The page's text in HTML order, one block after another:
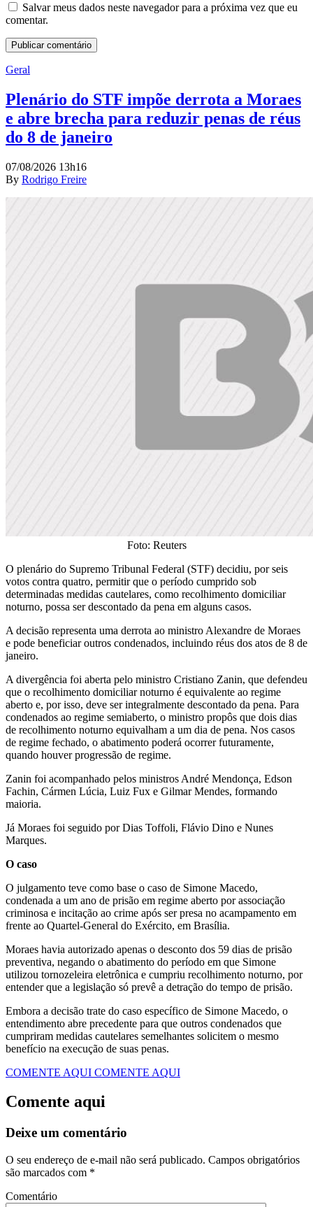
Salvar meus dados neste navegador para a próxima vez que eu
comentar.
Geral
Plenário do STF impõe derrota a Moraes
e abre brecha para reduzir penas de réus
do 8 de janeiro
07/08/2026 13h16
By Rodrigo Freire
Foto: Reuters
O plenário do Supremo Tribunal Federal (STF) decidiu, por seis
votos contra quatro, permitir que o período cumprido sob
determinadas medidas cautelares, como recolhimento domiciliar
noturno, possa ser descontado da pena em alguns casos.
A decisão representa uma derrota ao ministro Alexandre de Moraes
e pode beneficiar outros condenados, incluindo réus dos atos de 8 de
janeiro.
A divergência foi aberta pelo ministro Cristiano Zanin, que defendeu
que o recolhimento domiciliar noturno é equivalente ao regime
aberto e, por isso, deve ser integralmente descontado da pena. Para
condenados ao regime semiaberto, o ministro propôs que dois dias
de recolhimento noturno equivalham a um dia de pena. Nos casos
de regime fechado, o abatimento poderá ocorrer futuramente,
quando houver progressão de regime.
Zanin foi acompanhado pelos ministros André Mendonça, Edson
Fachin, Cármen Lúcia, Luiz Fux e Gilmar Mendes, formando
maioria.
Já Moraes foi seguido por Dias Toffoli, Flávio Dino e Nunes
Marques.
O caso
O julgamento teve como base o caso de Simone Macedo,
condenada a um ano de prisão em regime aberto por associação
criminosa e incitação ao crime após ser presa no acampamento em
frente ao Quartel-General do Exército, em Brasília.
Moraes havia autorizado apenas o desconto dos 59 dias de prisão
preventiva, negando o abatimento do período em que Simone
utilizou tornozeleira eletrônica e cumpriu recolhimento noturno, por
entender que a legislação só prevê a detração do tempo de prisão.
Embora a decisão trate do caso específico de Simone Macedo, o
entendimento abre precedente para que outros condenados que
cumpriram medidas cautelares semelhantes solicitem o mesmo
benefício na execução de suas penas.
COMENTE AQUI COMENTE AQUI
Comente aqui
Deixe um comentário
O seu endereço de e-mail não será publicado. Campos obrigatórios
são marcados com *
Comentário